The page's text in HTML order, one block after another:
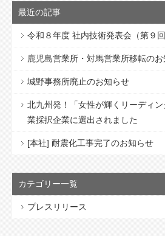
最近の記事
令和８年度 社内技術発表会（第９
鹿児島営業所・対馬営業所移転の
城野事務所廃止のお知らせ
北九州発！「女性が輝くリーディ
業採択企業に選出されました
[本社] 耐震化工事完了のお知らせ
カテゴリー一覧
プレスリリース